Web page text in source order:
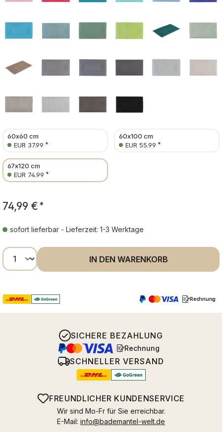
60x60 cm
EUR 37.99 *
60x100 cm
EUR 55.99 *
67x120 cm
EUR 74.99 *
74,99 € *
sofort lieferbar - Lieferzeit: 1-3 Werktage
Produkt Anzahl: Gib den gewünschten
IN DEN WARENKORB
Rechnung
SICHERE BEZAHLUNG
Rechnung
SCHNELLER VERSAND
FREUNDLICHER KUNDENSERVICE
Wir sind Mo-Fr für Sie erreichbar.
E-Mail: info@bademantel-welt.de